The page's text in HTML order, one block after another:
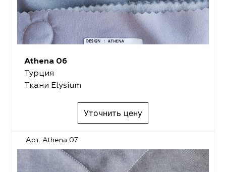
Athena 06
Турция
Ткани Elysium
Уточнить цену
Арт. Athena 07